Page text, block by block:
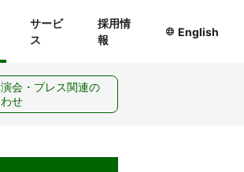
サービ
ス
採用情
報
English
会・プレス関連の
せ